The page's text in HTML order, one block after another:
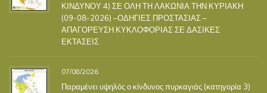
ΚΙΝΔΥΝΟΥ 4) ΣΕ ΟΛΗ ΤΗ ΛΑΚΩΝΙΑ ΤΗΝ ΚΥΡΙΑΚΗ
(09-08-2026) –ΟΔΗΓΙΕΣ ΠΡΟΣΤΑΣΙΑΣ –
ΑΠΑΓΟΡΕΥΣΗ ΚΥΚΛΟΦΟΡΙΑΣ ΣΕ ΔΑΣΙΚΕΣ
ΕΚΤΑΣΕΙΣ
07/08/2026
Παραμένει υψηλός ο κίνδυνος πυρκαγιάς (κατηγορία 3)